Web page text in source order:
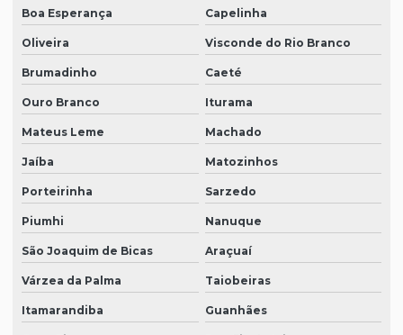
Boa Esperança Capelinha
Oliveira Visconde do Rio Branco
Brumadinho Caeté
Ouro Branco Iturama
Mateus Leme Machado
Jaíba Matozinhos
Porteirinha Sarzedo
Piumhi Nanuque
São Joaquim de Bicas Araçuaí
Várzea da Palma Taiobeiras
Itamarandiba Guanhães